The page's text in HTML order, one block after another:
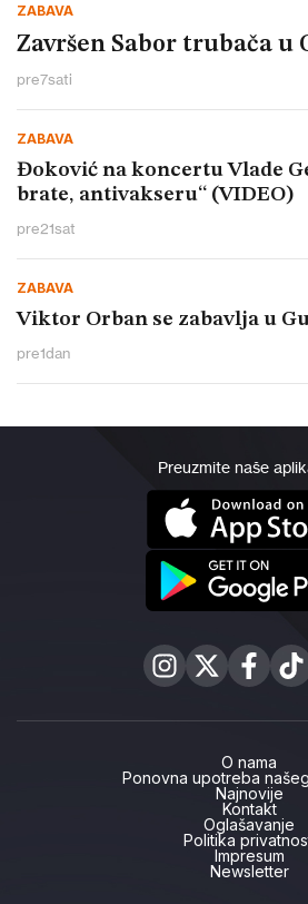
ZABAVA
Završen Sabor trubača u
pre7sati
ZABAVA
Đoković na koncertu Vlade
brate, antivakseru“ (VIDEO)
pre21sat
ZABAVA
Viktor Orban se zabavlja u
pre1dan
Preuzmite naše
O nama
Ponovna upotreba
Najnovije
Kontakt
Oglašavanje
Politika
Impresum
Newsletter